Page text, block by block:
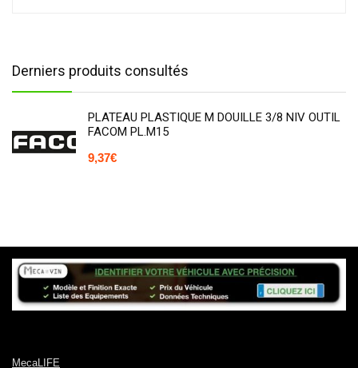
Derniers produits consultés
PLATEAU PLASTIQUE M DOUILLE 3/8 NIV OUTIL
FACOM PL.M15
9,37€
MecaLIFE